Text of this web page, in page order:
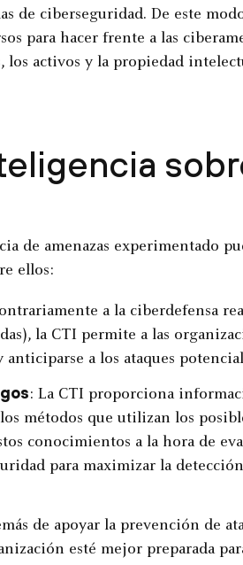
de ciberseguridad. De este
para hacer frente a las
los activos y la propiedad
de amenazas experimentado
ellos:
a la ciberdefensa
la CTI permite a las
a los ataques
: La CTI proporciona
métodos que utilizan los
conocimientos a la hora de
para maximizar la
de apoyar la prevención de
esté mejor preparada